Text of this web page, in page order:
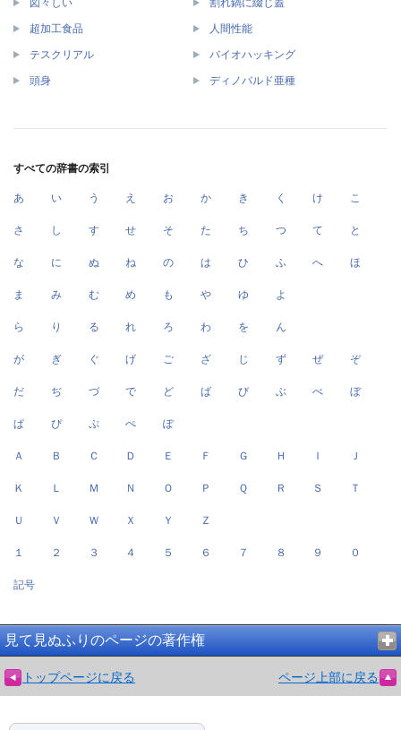
図々しい 割れ鍋に綴じ蓋
超加工食品 人間性能
テスクリアル バイオハッキング
頭身 ディノバルド亜種
すべての辞書の索引
あ い う え お か き く け こ
さ し す せ そ た ち つ て と
な に ぬ ね の は ひ ふ へ ほ
ま み む め も や ゆ よ
ら り る れ ろ わ を ん
が ぎ ぐ げ ご ざ じ ず ぜ ぞ
だ ぢ づ で ど ば び ぶ べ ぼ
ぱ ぴ ぷ ぺ ぽ
Ａ Ｂ Ｃ Ｄ Ｅ Ｆ Ｇ Ｈ Ｉ Ｊ
Ｋ Ｌ Ｍ Ｎ Ｏ Ｐ Ｑ Ｒ Ｓ Ｔ
Ｕ Ｖ Ｗ Ｘ Ｙ Ｚ
１ ２ ３ ４ ５ ６ ７ ８ ９ ０
記号
見て見ぬふりのページの著作権
トップページに戻る ページ上部に戻る